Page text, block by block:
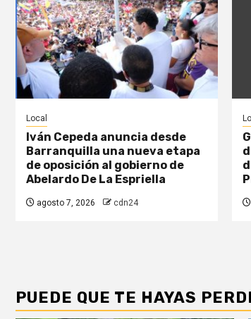
Local
Iván Cepeda anuncia desde
Barranquilla una nueva etapa
de oposición al gobierno de
Abelardo De La Espriella
agosto 7, 2026 cdn24
PUEDE QUE TE HAYAS